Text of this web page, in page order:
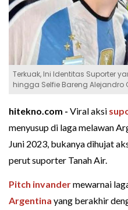
Terkuak, Ini Identitas Suporter
hingga Selfie Bareng Alejandro
hitekno.com - Viral aksi
menyusup di laga melawan
Juni 2023, bukanya dihujat
perut suporter Tanah Air.
Pitch invandermewarnai
Argentina yang berakhir